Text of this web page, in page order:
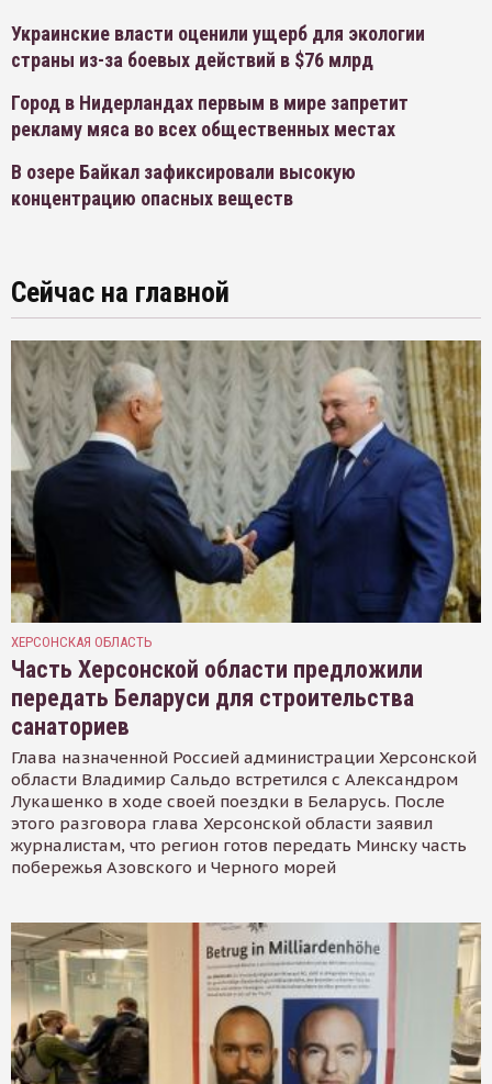
Украинские власти оценили ущерб для экологии
страны из-за боевых действий в $76 млрд
Город в Нидерландах первым в мире запретит
рекламу мяса во всех общественных местах
В озере Байкал зафиксировали высокую
концентрацию опасных веществ
Сейчас на главной
ХЕРСОНСКАЯ ОБЛАСТЬ
Часть Херсонской области предложили
передать Беларуси для строительства
санаториев
Глава назначенной Россией администрации Херсонской
области Владимир Сальдо встретился с Александром
Лукашенко в ходе своей поездки в Беларусь. После
этого разговора глава Херсонской области заявил
журналистам, что регион готов передать Минску часть
побережья Азовского и Черного морей